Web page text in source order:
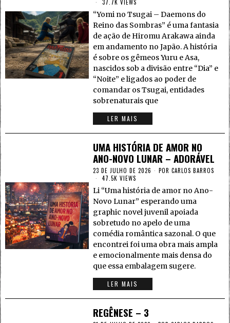
37.7K VIEWS
“Yomi no Tsugai – Daemons do
Reino das Sombras” é uma fantasia
de ação de Hiromu Arakawa ainda
em andamento no Japão. A história
é sobre os gêmeos Yuru e Asa,
nascidos sob a divisão entre “Dia” e
“Noite” e ligados ao poder de
comandar os Tsugai, entidades
sobrenaturais que
LER MAIS
UMA HISTÓRIA DE AMOR NO
ANO-NOVO LUNAR – ADORÁVEL
23 DE JULHO DE 2026 PORCARLOS BARROS
47.5K VIEWS
Li “Uma história de amor no Ano-
Novo Lunar” esperando uma
graphic novel juvenil apoiada
sobretudo no apelo de uma
comédia romântica sazonal. O que
encontrei foi uma obra mais ampla
e emocionalmente mais densa do
que essa embalagem sugere.
LER MAIS
REGÊNESE – 3